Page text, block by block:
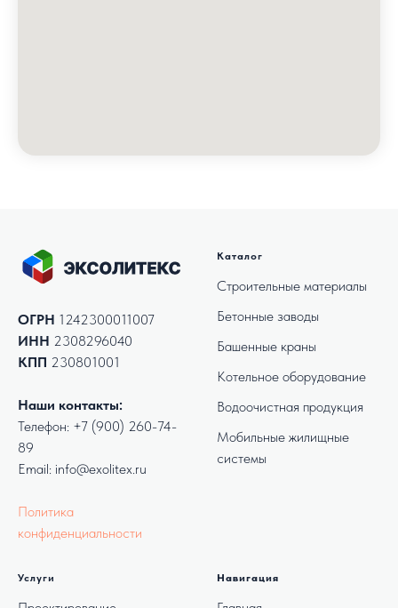
ОГРН 1242300011007
ИНН 2308296040
КПП 230801001
Наши контакты:
Телефон: +7 (900) 260-74-
89
Email: info@exolitex.ru
Политика
конфиденциальности
Каталог
Строительные материалы
Бетонные заводы
Башенные краны
Котельное оборудование
Водоочистная продукция
Мобильные жилищные
системы
Услуги Навигация